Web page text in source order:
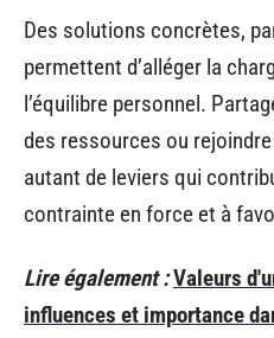
Des solutions concrètes,
permettent d’alléger la
l’équilibre personnel.
des ressources ou
autant de leviers qui
contrainte en force et à
Lire également :Valeurs
influences et importance